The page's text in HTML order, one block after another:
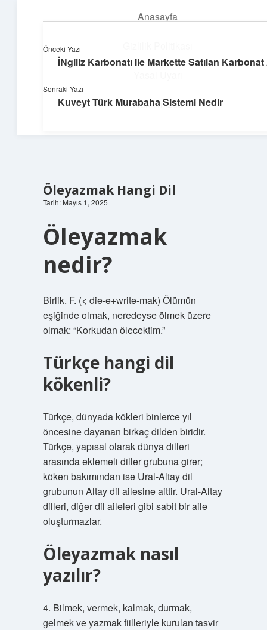
Anasayfa
Hakkımızda
Güneşli Fikir Esintisi
Enerji dolu önerilerle gününü aydınlat!
Öleyazmak Hangi Dil
Tarih: Mayıs 1, 2025
Öleyazmak
nedir?
Birlik. F. (< die-e+write-mak) Ölümün
eşiğinde olmak, neredeyse ölmek üzere
olmak: “Korkudan ölecektim.”
Türkçe hangi dil
kökenli?
Türkçe, dünyada kökleri binlerce yıl
öncesine dayanan birkaç dilden biridir.
Türkçe, yapısal olarak dünya dilleri
arasında eklemeli diller grubuna girer;
köken bakımından ise Ural-Altay dil
grubunun Altay dil ailesine aittir. Ural-Altay
dilleri, diğer dil aileleri gibi sabit bir aile
oluşturmazlar.
Öleyazmak nasıl
yazılır?
4. Bilmek, vermek, kalmak, durmak,
gelmek ve yazmak fiilleriyle kurulan tasvir
Önceki Yazı
İNgiliz Karbonatı Ile Markette Satılan Karbonat
Sonraki Yazı
Kuveyt Türk Murabaha Sistemi Nedir